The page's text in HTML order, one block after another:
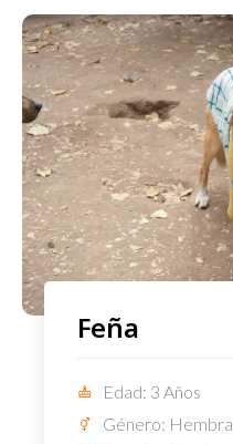
Feña
Edad: 3 Años
Género: Hembra